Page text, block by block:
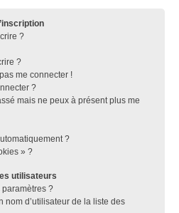
?
?
me connecter !
?
mais ne peux à présent plus me
?
» ?
utilisateurs
?
nom d’utilisateur de la liste des